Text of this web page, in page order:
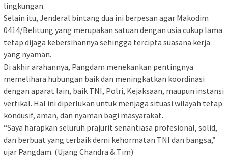
lingkungan.
Selain itu, Jenderal bintang dua ini berpesan agar Makodim
0414/Belitung yang merupakan satuan dengan usia cukup lama
tetap dijaga kebersihannya sehingga tercipta suasana kerja
yang nyaman.
Di akhir arahannya, Pangdam menekankan pentingnya
memelihara hubungan baik dan meningkatkan koordinasi
dengan aparat lain, baik TNI, Polri, Kejaksaan, maupun instansi
vertikal. Hal ini diperlukan untuk menjaga situasi wilayah tetap
kondusif, aman, dan nyaman bagi masyarakat.
“Saya harapkan seluruh prajurit senantiasa profesional, solid,
dan berbuat yang terbaik demi kehormatan TNI dan bangsa,”
ujar Pangdam. (Ujang Chandra & Tim)